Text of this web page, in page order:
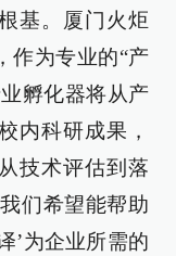
基。厦门火炬
作为专业的“产
孵化器将从产
内科研成果，
技术评估到落
们希望能帮助
’为企业所需的